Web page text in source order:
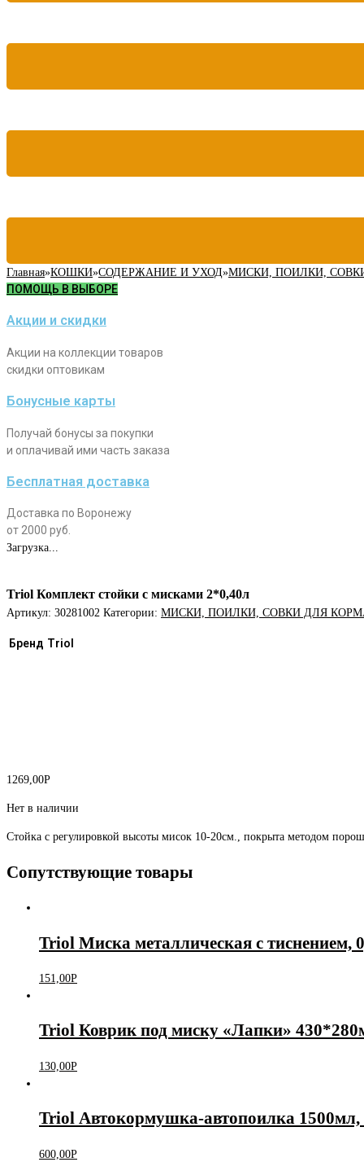
Главная»КОШКИ»СОДЕРЖАНИЕ И УХОД»МИСКИ, ПОИЛКИ,
ПОМОЩЬ В ВЫБОРЕ
Акции и скидки
Акции на коллекции товаров
скидки оптовикам
Бонусные карты
Получай бонусы за покупки
и оплачивай ими часть заказа
Бесплатная доставка
Доставка по Воронежу
от 2000 руб.
Загрузка...
Triol Комплект стойки с мисками 2*0,40л
Артикул: 30281002 Категории: МИСКИ, ПОИЛКИ, СОВКИ ДЛЯ
Бренд Triol
1269,00Р
Нет в наличии
Стойка с регулировкой высоты мисок 10-20см., покрыта методом
Сопутствующие товары
Triol Миска металлическая с тиснением,
151,00Р
Triol Коврик под миску «Лапки»
130,00Р
Triol Автокормушка-автопоилка
600,00Р